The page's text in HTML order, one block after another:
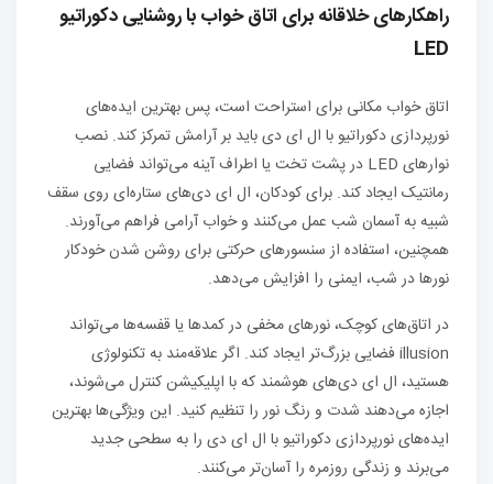
راهکارهای خلاقانه برای اتاق خواب با روشنایی دکوراتیو
LED
اتاق خواب مکانی برای استراحت است، پس بهترین ایده‌های
نورپردازی دکوراتیو با ال ای دی باید بر آرامش تمرکز کند. نصب
نوارهای LED در پشت تخت یا اطراف آینه می‌تواند فضایی
رمانتیک ایجاد کند. برای کودکان، ال ای دی‌های ستاره‌ای روی سقف
شبیه به آسمان شب عمل می‌کنند و خواب آرامی فراهم می‌آورند.
همچنین، استفاده از سنسورهای حرکتی برای روشن شدن خودکار
نورها در شب، ایمنی را افزایش می‌دهد.
در اتاق‌های کوچک، نورهای مخفی در کمدها یا قفسه‌ها می‌تواند
illusion فضایی بزرگ‌تر ایجاد کند. اگر علاقه‌مند به تکنولوژی
هستید، ال ای دی‌های هوشمند که با اپلیکیشن کنترل می‌شوند،
اجازه می‌دهند شدت و رنگ نور را تنظیم کنید. این ویژگی‌ها بهترین
ایده‌های نورپردازی دکوراتیو با ال ای دی را به سطحی جدید
می‌برند و زندگی روزمره را آسان‌تر می‌کنند.